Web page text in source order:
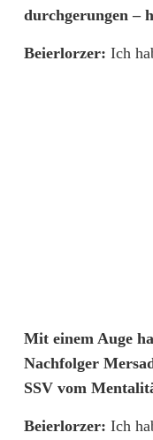
c
h
e
i
e
durchgerungen –
Beierlorzer: Ich
Mit einem Auge
Nachfolger
SSV vom
Beierlorzer: Ich